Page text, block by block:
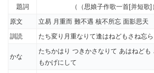
題詞
（（思娘子作歌一首[并短歌]
原文
立易 月重而 難不遇 核不所忘 面影思天
訓読
たち変り月重なりて逢はねどもさね忘
かな
たちかはり つきかさなりて あはねども
もかげにして